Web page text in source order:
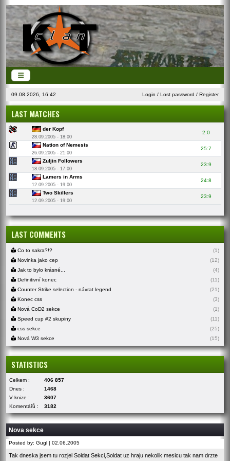
09.08.2026, 16:42 Login / Lost password / Register
LAST MATCHES
der Kopf
28.09.2005 - 18:00
2:0
Nation of Nemesis
26.09.2005 - 21:00
25:7
Zuljin Followers
18.09.2005 - 17:00
23:9
Lamers in Arms
12.09.2005 - 19:00
24:8
Two Skillers
12.09.2005 - 19:00
23:9
LAST COMMENTS
Co to sakra?!?
(1)
Novinka jako cep
(12)
Jak to bylo krásné...
(4)
Definitivní konec
(11)
Counter Strike selection - návrat legend
(21)
Konec css
(3)
Nová CoD2 sekce
(1)
Speed cup #2 skupiny
(11)
css sekce
(25)
Nová W3 sekce
(15)
STATISTICS
Celkem :
406 857
Dnes :
1468
V knize :
3607
Komentářů :
3182
Nova sekce
Posted by: Gugl | 02.06.2005
Tak dneska jsem tu rozjel Soldat Sekci,Soldat uz hraju nekolik mesicu tak nam drzte